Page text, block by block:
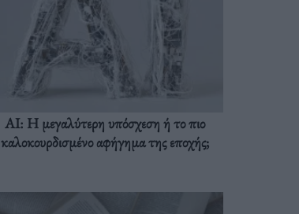
AI: Η μεγαλύτερη υπόσχεση ή το πιο
καλοκουρδισμένο αφήγημα της εποχής;